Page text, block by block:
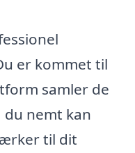
er kommet til
samler de
du nemt kan
til dit